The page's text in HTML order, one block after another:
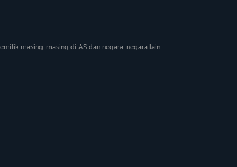
masing-masing di AS dan negara-negara lain.